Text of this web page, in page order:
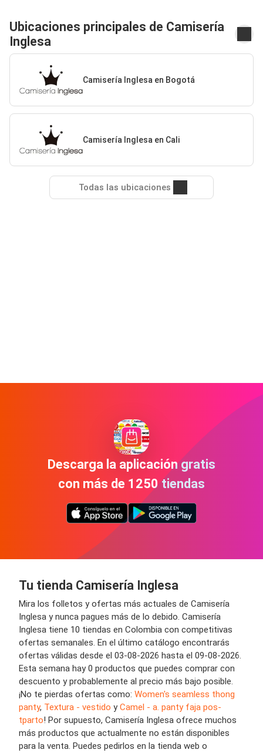
Ubicaciones principales de Camisería
Inglesa
Camisería Inglesa en Bogotá
Camisería Inglesa en Cali
Todas las ubicaciones
Descarga la aplicación gratis
con más de 1250 tiendas
Tu tienda Camisería Inglesa
Mira los folletos y ofertas más actuales de Camisería
Inglesa y nunca pagues más de lo debido. Camisería
Inglesa tiene 10 tiendas en Colombia con competitivas
ofertas semanales. En el último catálogo encontrarás
ofertas válidas desde el 03-08-2026 hasta el 09-08-2026.
Esta semana hay 0 productos que puedes comprar con
descuento y probablemente al precio más bajo posible.
¡No te pierdas ofertas como: Women's seamless thong
panty, Textura - vestido yCamel - a. panty faja pos-
tparto! Por supuesto, Camisería Inglesa ofrece muchos
más productos que actualmente no están disponibles
para la venta. Puedes pedirlos en la tienda web o